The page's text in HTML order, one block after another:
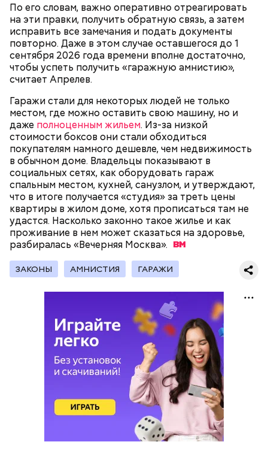
По его словам, важно оперативно отреагировать
на эти правки, получить обратную связь, а затем
исправить все замечания и подать документы
повторно. Даже в этом случае оставшегося до 1
сентября 2026 года времени вполне достаточно,
чтобы успеть получить «гаражную амнистию»,
считает Апрелев.
Гаражи стали для некоторых людей не только
местом, где можно оставить свою машину, но и
даже полноценным жильем. Из-за низкой
стоимости боксов они стали обходиться
покупателям намного дешевле, чем недвижимость
в обычном доме. Владельцы показывают в
социальных сетях, как оборудовать гараж
спальным местом, кухней, санузлом, и утверждают,
что в итоге получается «студия» за треть цены
квартиры в жилом доме, хотя прописаться там не
удастся. Насколько законно такое жилье и как
проживание в нем может сказаться на здоровье,
разбиралась «Вечерняя Москва».
ЗАКОНЫ АМНИСТИЯ ГАРАЖИ
Международный день холостяка
В Международный день холостяка все мужчины
без пары видятся со своими друзьями, устраивают
вечеринки, играют в видеоигры и проводят время,
наслаждаясь свободой и независимостью, пока
это возможно, ведь может быть и так, что через год
они уже не будут холостяками.
День малины со сливками
Ингредиенты:
Терапевт Кондрахин назвал
продукты и напитки, которые
выводят токсины из организма
Ранние плоды, по словам врача, лучше не есть:
беременным, кормящим женщинам;
людям с ослабленной иммунной системой;
детям.
Чистит сосуды и защищает от
рака: чем полезен кресс-салат